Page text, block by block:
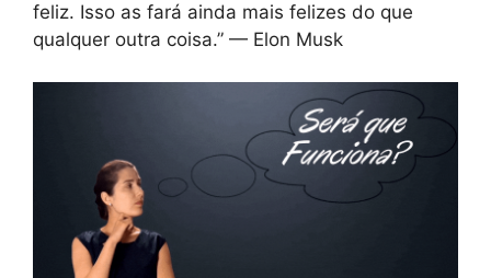
feliz. Isso as fará ainda mais felizes do que
qualquer outra coisa.” — Elon Musk